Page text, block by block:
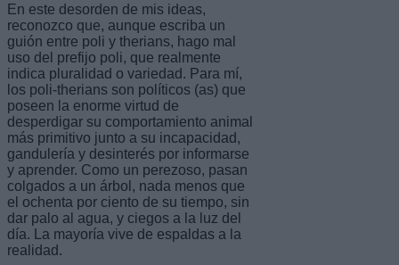
En este desorden de mis ideas,
reconozco que, aunque escriba un
guión entre poli y therians, hago mal
uso del prefijo poli, que realmente
indica pluralidad o variedad. Para mí,
los poli-therians son políticos (as) que
poseen la enorme virtud de
desperdigar su comportamiento animal
más primitivo junto a su incapacidad,
gandulería y desinterés por informarse
y aprender. Como un perezoso, pasan
colgados a un árbol, nada menos que
el ochenta por ciento de su tiempo, sin
dar palo al agua, y ciegos a la luz del
día. La mayoría vive de espaldas a la
realidad.